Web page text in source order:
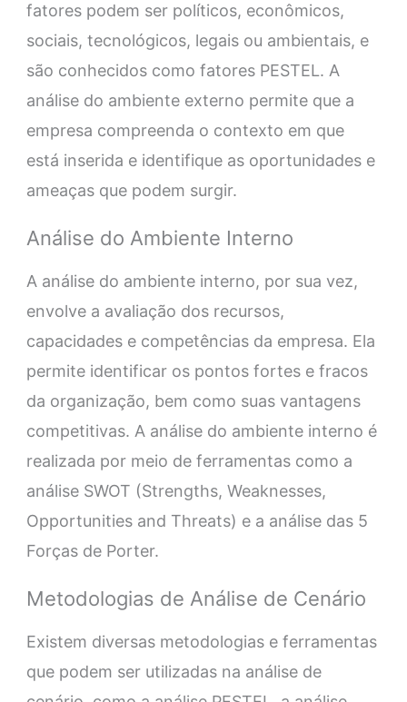
fatores podem ser políticos, econômicos,
sociais, tecnológicos, legais ou ambientais, e
são conhecidos como fatores PESTEL. A
análise do ambiente externo permite que a
empresa compreenda o contexto em que
está inserida e identifique as oportunidades e
ameaças que podem surgir.
Análise do Ambiente Interno
A análise do ambiente interno, por sua vez,
envolve a avaliação dos recursos,
capacidades e competências da empresa. Ela
permite identificar os pontos fortes e fracos
da organização, bem como suas vantagens
competitivas. A análise do ambiente interno é
realizada por meio de ferramentas como a
análise SWOT (Strengths, Weaknesses,
Opportunities and Threats) e a análise das 5
Forças de Porter.
Metodologias de Análise de Cenário
Existem diversas metodologias e ferramentas
que podem ser utilizadas na análise de